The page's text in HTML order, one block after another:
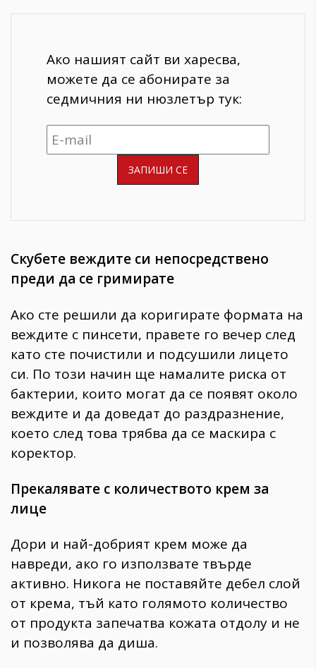
Ако нашият сайт ви харесва,
можете да се абонирате за
седмичния ни нюзлетър тук:
Скубете веждите си непосредствено
преди да се гримирате
Ако сте решили да коригирате формата на
веждите с пинсети, правете го вечер след
като сте почистили и подсушили лицето
си. По този начин ще намалите риска от
бактерии, които могат да се появят около
веждите и да доведат до раздразнение,
което след това трябва да се маскира с
коректор.
Прекалявате с количеството крем за
лице
Дори и най-добрият крем може да
навреди, ако го използвате твърде
активно. Никога не поставяйте дебел слой
от крема, тъй като голямото количество
от продукта запечатва кожата отдолу и не
и позволява да диша.